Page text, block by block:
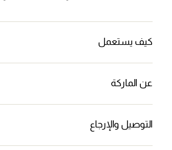
كيف يستعمل
عن الماركة
التوصيل والإرجاع